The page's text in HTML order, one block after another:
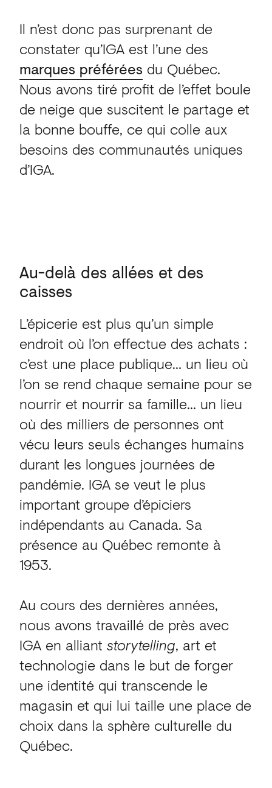
Il n’est donc pas surprenant de
constater qu’IGA est l’une des
marques préférées du Québec.
Nous avons tiré profit de l’effet boule
de neige que suscitent le partage et
la bonne bouffe, ce qui colle aux
besoins des communautés uniques
d’IGA.
Au-delà des allées et des
caisses
L’épicerie est plus qu’un simple
endroit où l’on effectue des achats :
c’est une place publique… un lieu où
l’on se rend chaque semaine pour se
nourrir et nourrir sa famille… un lieu
où des milliers de personnes ont
vécu leurs seuls échanges humains
durant les longues journées de
pandémie. IGA se veut le plus
important groupe d’épiciers
indépendants au Canada. Sa
présence au Québec remonte à
1953.
Au cours des dernières années,
nous avons travaillé de près avec
IGA en alliant storytelling, art et
technologie dans le but de forger
une identité qui transcende le
magasin et qui lui taille une place de
choix dans la sphère culturelle du
Québec.